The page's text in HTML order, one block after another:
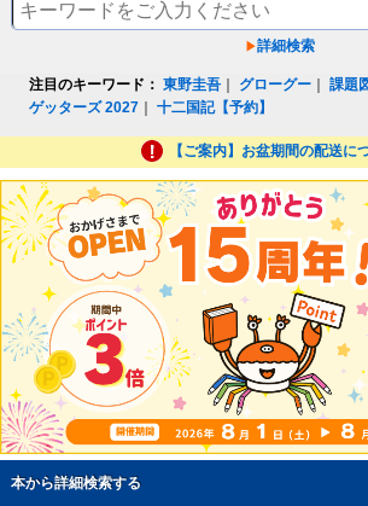
詳細検索
注目のキーワード： 東野圭吾 グローグー ｜課題
ゲッターズ 2027 ｜十二国記【予約】
【ご案内】お盆期間の配送に
本から詳細検索する